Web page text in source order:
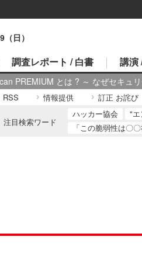
日）
PREMIUM とは ? ～ なぜセキュ
調査レポート / 白書 講演
RSS 情報提供 訂正 お詫び
注目検索ワード
ハッカー協会 "エ
「この脆弱性は〇